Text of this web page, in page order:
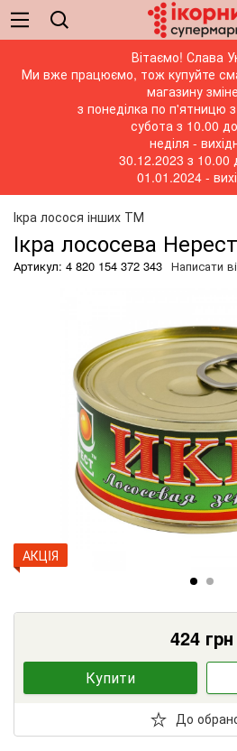
Вітаємо! Слава
Ми вже працюємо, тож купуйте
магазину
з понеділка по п'ятницю
субота з 10.00
неділя -
30.12.2023 з 10.00
01.01.2024 -
Ікра лосося інших ТМ
Ікра лососева
Артикул: 4 820 154 372 343 Написати
АКЦIЯ
424 грн
Купити
До